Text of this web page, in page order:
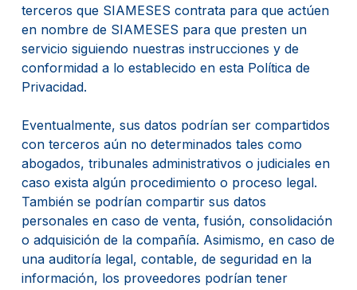
terceros que SIAMESES contrata para que actúen
en nombre de SIAMESES para que presten un
servicio siguiendo nuestras instrucciones y de
conformidad a lo establecido en esta Política de
Privacidad.
Eventualmente, sus datos podrían ser compartidos
con terceros aún no determinados tales como
abogados, tribunales administrativos o judiciales en
caso exista algún procedimiento o proceso legal.
También se podrían compartir sus datos
personales en caso de venta, fusión, consolidación
o adquisición de la compañía. Asimismo, en caso de
una auditoría legal, contable, de seguridad en la
información, los proveedores podrían tener